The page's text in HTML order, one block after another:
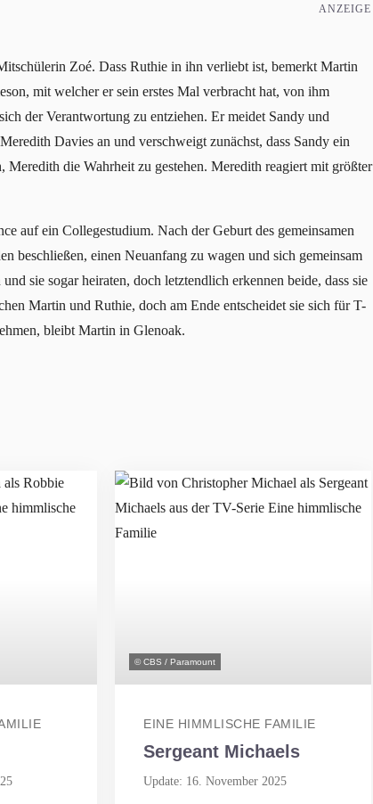
ANZEIGE
Zoé. Dass Ruthie in ihn verliebt ist, bemerkt Martin
mit welcher er sein erstes Mal verbracht hat, von ihm
der Verantwortung zu entziehen. Er meidet Sandy und
Davies an und verschweigt zunächst, dass Sandy ein
die Wahrheit zu gestehen. Meredith reagiert mit größter
auf ein Collegestudium. Nach der Geburt des gemeinsamen
beschließen, einen Neuanfang zu wagen und sich gemeinsam
sie sogar heiraten, doch letztendlich erkennen beide, dass sie
Martin und Ruthie, doch am Ende entscheidet sie sich für T-
bleibt Martin in Glenoak.
© CBS / Paramount
EINE HIMMLISCHE FAMILIE
Sergeant Michaels
Update: 16. November 2025